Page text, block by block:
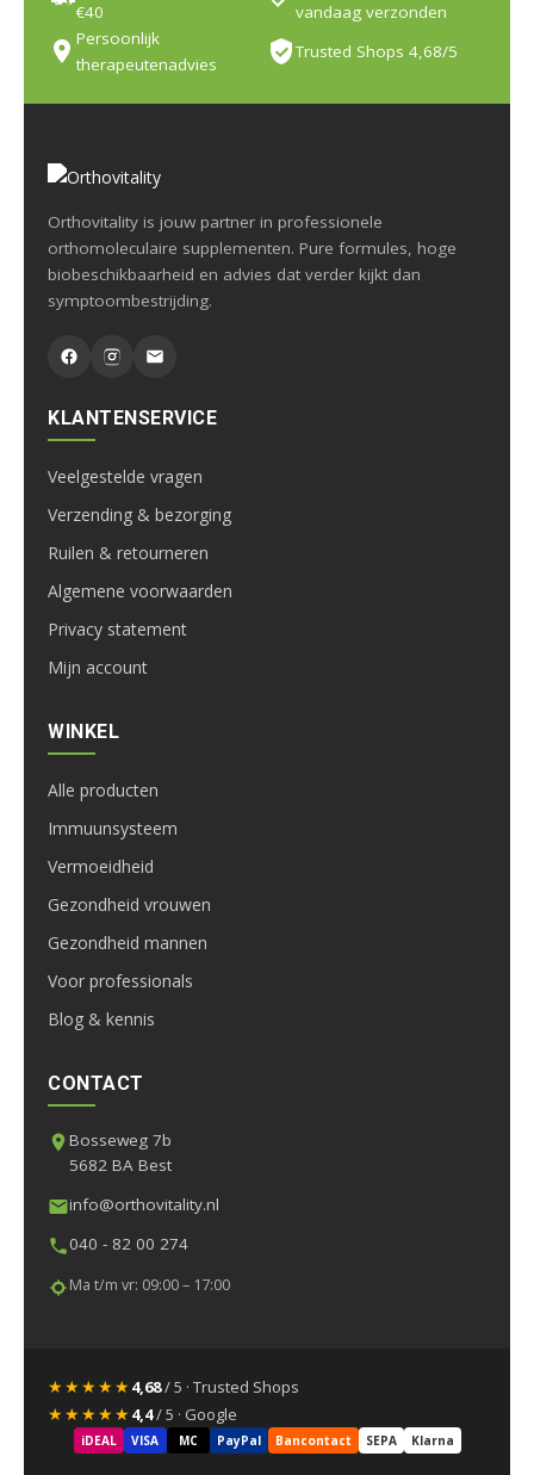
€40
vandaag verzonden
Persoonlijk
therapeutenadvies
Trusted Shops 4,68/5
Orthovitality is jouw partner in professionele
orthomoleculaire supplementen. Pure formules, hoge
biobeschikbaarheid en advies dat verder kijkt dan
symptoombestrijding.
KLANTENSERVICE
Veelgestelde vragen
Verzending & bezorging
Ruilen & retourneren
Algemene voorwaarden
Privacy statement
Mijn account
WINKEL
Alle producten
Immuunsysteem
Vermoeidheid
Gezondheid vrouwen
Gezondheid mannen
Voor professionals
Blog & kennis
CONTACT
Bosseweg 7b
5682 BA Best
info@orthovitality.nl
040 - 82 00 274
Ma t/m vr: 09:00 – 17:00
★★★★★4,68/ 5 · Trusted Shops
★★★★★4,4/ 5 · Google
iDEAL VISA MC PayPal Bancontact SEPA Klarna